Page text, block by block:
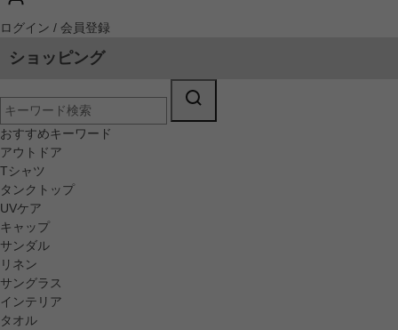
ログイン / 会員登録
ショッピング
おすすめキーワード
アウトドア
Tシャツ
タンクトップ
UVケア
キャップ
サンダル
リネン
サングラス
インテリア
タオル